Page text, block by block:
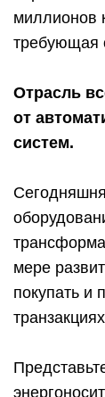
миллионов
требующая
Отрасль
от
систем.
мере
покупать и